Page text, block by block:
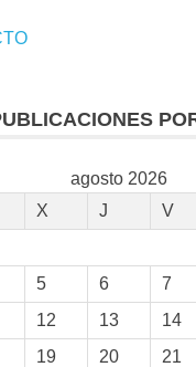
agosto 2026
X J V
5 6 7
12 13 14
19 20 21